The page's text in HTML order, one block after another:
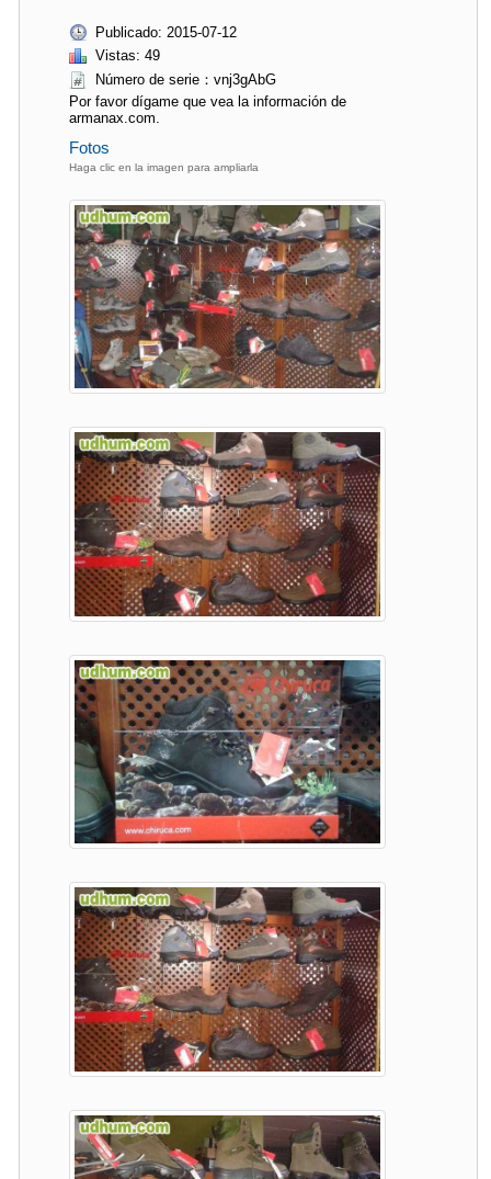
Publicado: 2015-07-12
Vistas: 49
Número de serie：vnj3gAbG
Por favor dígame que vea la información de
armanax.com.
Fotos
Haga clic en la imagen para ampliarla